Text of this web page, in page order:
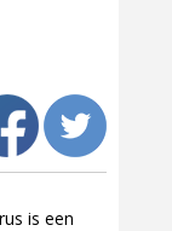
is een